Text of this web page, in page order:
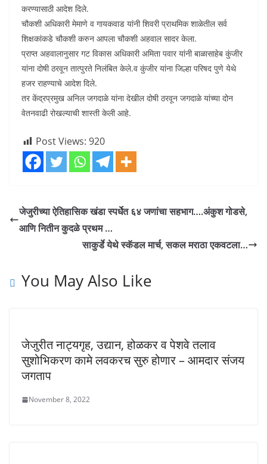
करण्यासाठी आदेश दिले.
चौकशी अधिकारी मेमाणे व गायकवाड यांनी शिवरी प्राथमिक शाळेतील सर्व
शिक्षकांकडे चौकशी करुन आपला चौकशी अहवाल सादर केला.
प्राप्त अहवालानुसार गट विकास अधिकारी अमिता पवार यांनी बाळासाहेब कुंजीर
यांना दोषी ठरवून तात्पुरते निलंबित केले.व कुंजीर यांना जिल्हा परिषद पुणे येथे
हजर राहण्याचे आदेश दिले.
तर केंद्रप्रमुख अनिल जगदाळे यांना देखील दोषी ठरवून जगदाळे यांच्या दोन
वेतनवाढी रोखल्याची शास्ती केली आहे.
Post Views: 920
जेजुरीच्या ऐतिहासिक खंडा स्पर्धेत ६४ जणांचा सहभाग….अंकुश गोडसे,
आणि नितीन कुदळे प्रथम …
साकुर्डे येथे स्कॅडल मार्च, सकल मराठा एकवटला…
You May Also Like
जेजुरीत नाट्यगृह, उद्यान, होळकर व पेशवे तलाव
सुशोभिकरण कामे लवकरच सुरु होणार – आमदार संजय
जगताप
November 8, 2022